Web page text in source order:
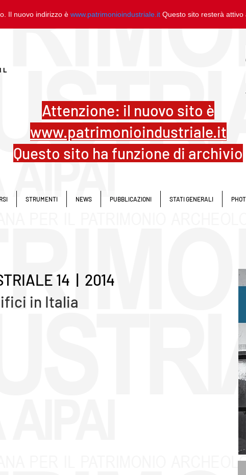
Il nuovo indirizzo è www.patrimonioindustriale.itQuesto sito resterà attivo
Attenzione: il nuovo sito è
www.patrimonioindustriale.it
Questo sito ha funzione di archivio
STRUMENTI NEWS PUBBLICAZIONI STATI GENERALI
14 | 2014
in Italia